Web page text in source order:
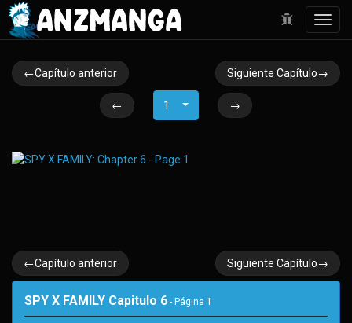
←Capítulo anterior Siguiente Capítulo→
← 1 →
←Capítulo anterior Siguiente Capítulo→
SPY X FAMILY Capitulo 6 - Página 1